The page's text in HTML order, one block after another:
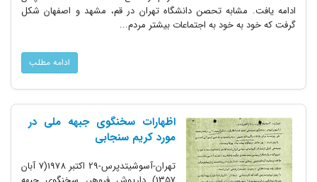
ادامه یافت. مشابه تحصن دانشگاه تهران در قم، مشهد و اصفهان شکل
گرفت که خود به خود به اجتماعات بیشتر مردم...
ادامه مطلب
اظهارات سخنگوی جبهه ملی در
مورد کریم سنجابی
تهران-آسوشیتدپرس-29 اکتبر 1978(7 آبان